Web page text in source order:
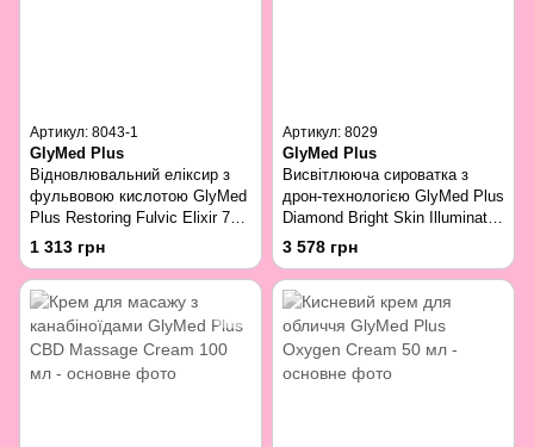
Артикул: 8043-1
GlyMed Plus
Відновлювальний еліксир з
фульвовою кислотою GlyMed
Plus Restoring Fulvic Elixir 7
мл
1 313 грн
Артикул: 8029
GlyMed Plus
Висвітлююча сироватка з
дрон-технологією GlyMed Plus
Diamond Bright Skin Illuminator
30 мл
3 578 грн